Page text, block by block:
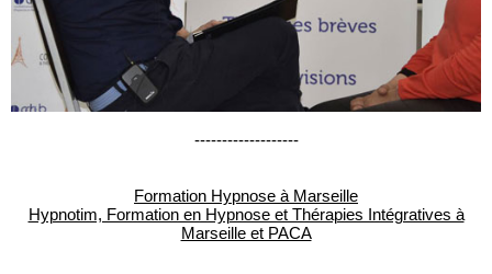
-------------------
Formation Hypnose à Marseille
Hypnotim, Formation en Hypnose et Thérapies Intégratives à
Marseille et PACA